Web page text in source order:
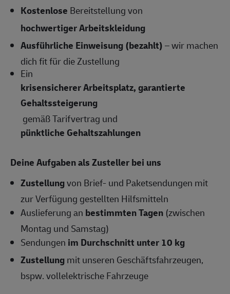
Kostenlose Bereitstellung von
hochwertiger Arbeitskleidung
Ausführliche Einweisung (bezahlt)– wir machen
dich fit für die Zustellung
Ein
krisensicherer Arbeitsplatz, garantierte
Gehaltssteigerung
gemäß Tarifvertrag und
pünktliche Gehaltszahlungen
Deine Aufgaben als Zusteller bei uns
Zustellungvon Brief- und Paketsendungen mit
zur Verfügung gestellten Hilfsmitteln
Auslieferung an bestimmten Tagen (zwischen
Montag und Samstag)
Sendungen im Durchschnitt unter 10 kg
Zustellungmit unseren Geschäftsfahrzeugen,
bspw. vollelektrische Fahrzeuge